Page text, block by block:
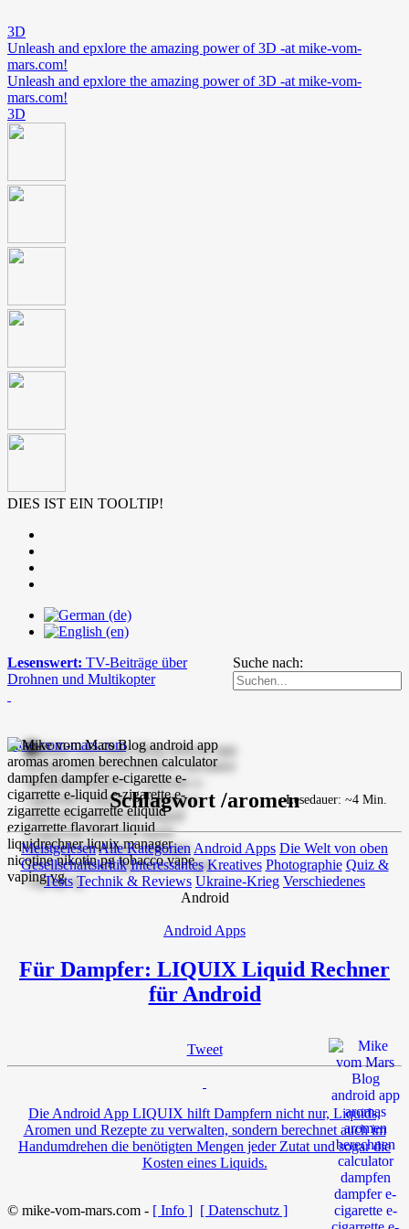
3D
Unleash and epxlore the amazing power of 3D -at mike-vom-
mars.com!
Unleash and epxlore the amazing power of 3D -at mike-vom-
mars.com!
3D
DIES IST EIN TOOLTIP!
Suche nach:
Lesenswert: TV-Beiträge über
Drohnen und Multikopter
mike-vom-mars.com
Schlagwort /aromen
MeistgelesenAlle Kategorien Android Apps Die Welt von oben
Gesellschaftskritik Interessantes Kreatives Photographie Quiz &
Tests Technik & Reviews Ukraine-Krieg Verschiedenes
Android
Android Apps
Für Dampfer: LIQUIX Liquid Rechner
für Android
Tweet
Lesedauer: ~4 Min.
Die Android App LIQUIX hilft Dampfern nicht nur, Liquids,
Aromen und Rezepte zu verwalten, sondern berechnet auch im
Handumdrehen die benötigten Mengen jeder Zutat und sogar die
Kosten eines Liquids.
© mike-vom-mars.com - [ Info ] [ Datenschutz ]